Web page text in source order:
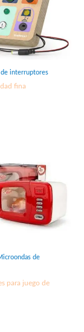
de interruptores
fina
de
para juego de